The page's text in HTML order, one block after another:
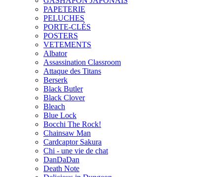
PAPETERIE
PELUCHES
PORTE-CLÉS
POSTERS
VETEMENTS
Albator
Assassination Classroom
Attaque des Titans
Berserk
Black Butler
Black Clover
Bleach
Blue Lock
Bocchi The Rock!
Chainsaw Man
Cardcaptor Sakura
Chi - une vie de chat
DanDaDan
Death Note